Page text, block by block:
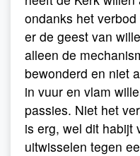
ondanks het
er de geest van
alleen de
bewonderd en niet
in vuur en vlam
passies. Niet het
is erg, wel dit habijt
uitwisselen tegen